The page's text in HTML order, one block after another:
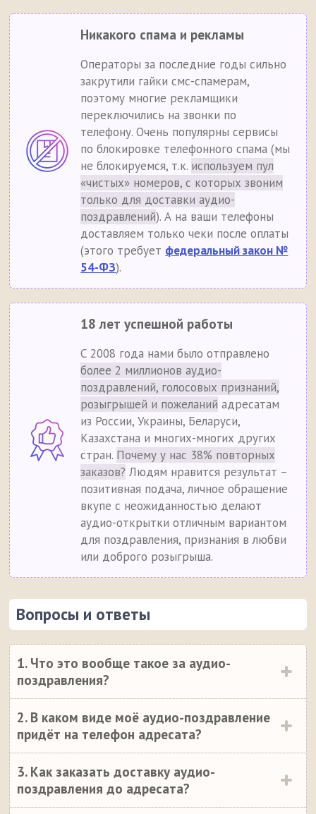
Никакого спама и рекламы
Операторы за последние годы сильно
закрутили гайки смс-спамерам,
поэтому многие рекламщики
переключились на звонки по
телефону. Очень популярны сервисы
по блокировке телефонного спама (мы
не блокируемся, т.к. используем пул
«чистых» номеров, с которых звоним
только для доставки аудио-
поздравлений). А на ваши телефоны
доставляем только чеки после оплаты
(этого требует федеральный закон №
54-ФЗ).
18 лет успешной работы
С 2008 года нами было отправлено
более 2 миллионов аудио-
поздравлений, голосовых признаний,
розыгрышей и пожеланий адресатам
из России, Украины, Беларуси,
Казахстана и многих-многих других
стран. Почему у нас 38% повторных
заказов? Людям нравится результат –
позитивная подача, личное обращение
вкупе с неожиданностью делают
аудио-открытки отличным вариантом
для поздравления, признания в любви
или доброго розыгрыша.
Вопросы и ответы
1. Что это вообще такое за аудио-
поздравления?
2. В каком виде моё аудио-поздравление
придёт на телефон адресата?
3. Как заказать доставку аудио-
поздравления до адресата?